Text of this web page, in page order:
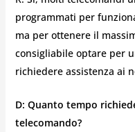
programmati per
ma per ottenere il
consigliabile optare per
richiedere assistenza ai
D: Quanto tempo
telecomando?